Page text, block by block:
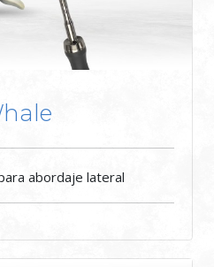
abordaje lateral